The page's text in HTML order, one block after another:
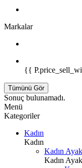
Markalar
{{
Tümünü Gör
Sonuç bulunamadı.
Menü
Kategoriler
Kadın
Kadın
Kadın
Kadın